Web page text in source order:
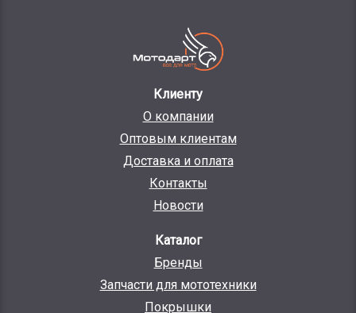
Клиенту
О компании
Оптовым клиентам
Доставка и оплата
Контакты
Новости
Каталог
Бренды
Запчасти для мототехники
Покрышки